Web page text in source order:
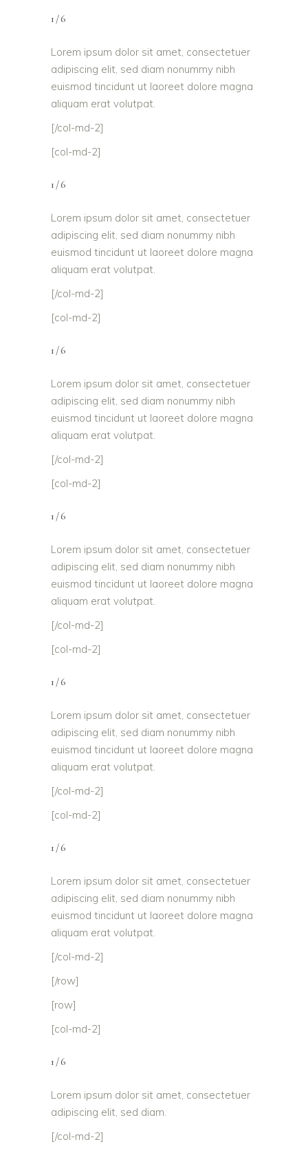
1/6
Lorem ipsum dolor sit amet, consectetuer
adipiscing elit, sed diam nonummy nibh
euismod tincidunt ut laoreet dolore magna
aliquam erat volutpat.
[/col-md-2]
[col-md-2]
1/6
Lorem ipsum dolor sit amet, consectetuer
adipiscing elit, sed diam nonummy nibh
euismod tincidunt ut laoreet dolore magna
aliquam erat volutpat.
[/col-md-2]
[col-md-2]
1/6
Lorem ipsum dolor sit amet, consectetuer
adipiscing elit, sed diam nonummy nibh
euismod tincidunt ut laoreet dolore magna
aliquam erat volutpat.
[/col-md-2]
[col-md-2]
1/6
Lorem ipsum dolor sit amet, consectetuer
adipiscing elit, sed diam nonummy nibh
euismod tincidunt ut laoreet dolore magna
aliquam erat volutpat.
[/col-md-2]
[col-md-2]
1/6
Lorem ipsum dolor sit amet, consectetuer
adipiscing elit, sed diam nonummy nibh
euismod tincidunt ut laoreet dolore magna
aliquam erat volutpat.
[/col-md-2]
[col-md-2]
1/6
Lorem ipsum dolor sit amet, consectetuer
adipiscing elit, sed diam nonummy nibh
euismod tincidunt ut laoreet dolore magna
aliquam erat volutpat.
[/col-md-2]
[/row]
[row]
[col-md-2]
1/6
Lorem ipsum dolor sit amet, consectetuer
adipiscing elit, sed diam.
[/col-md-2]